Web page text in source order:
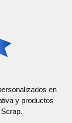
en
y productos